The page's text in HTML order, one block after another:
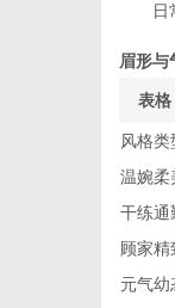
日
眉形与
表格
风格类
温婉柔
干练通
顾家
元气幼